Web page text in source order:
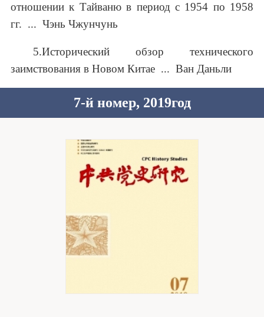
отношении к Тайваню в период с 1954 по 1958
гг. ... Чэнь Чжунчунь
5.Исторический обзор технического
заимствования в Новом Китае ... Ван Даньли
7-й номер, 2019год